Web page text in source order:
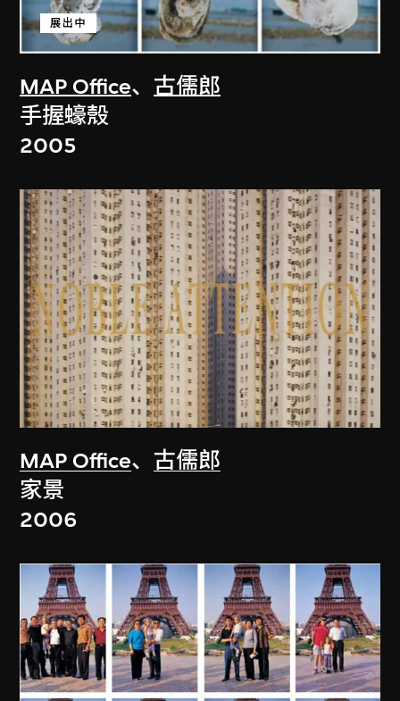
MAP Office、 古儒郎
展出中
手握蠔殼
2005
MAP Office、 古儒郎
家景
2006